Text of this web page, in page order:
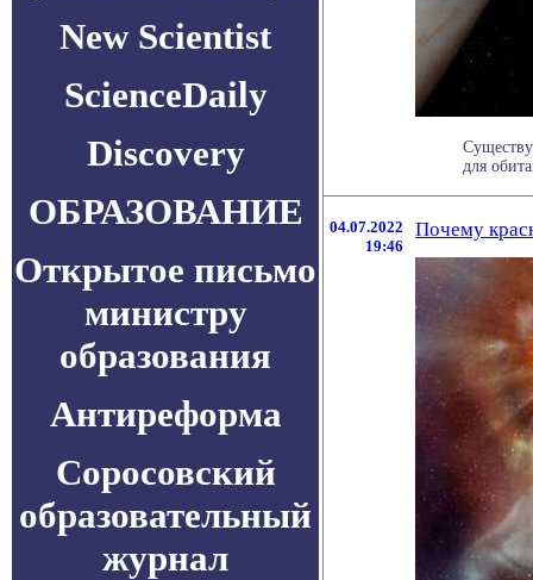
New Scientist
ScienceDaily
Discovery
ОБРАЗОВАНИЕ
Открытое письмо
министру
образования
Антиреформа
Соросовский
образовательный
журнал
для
04.07.2022
19:46
Почему